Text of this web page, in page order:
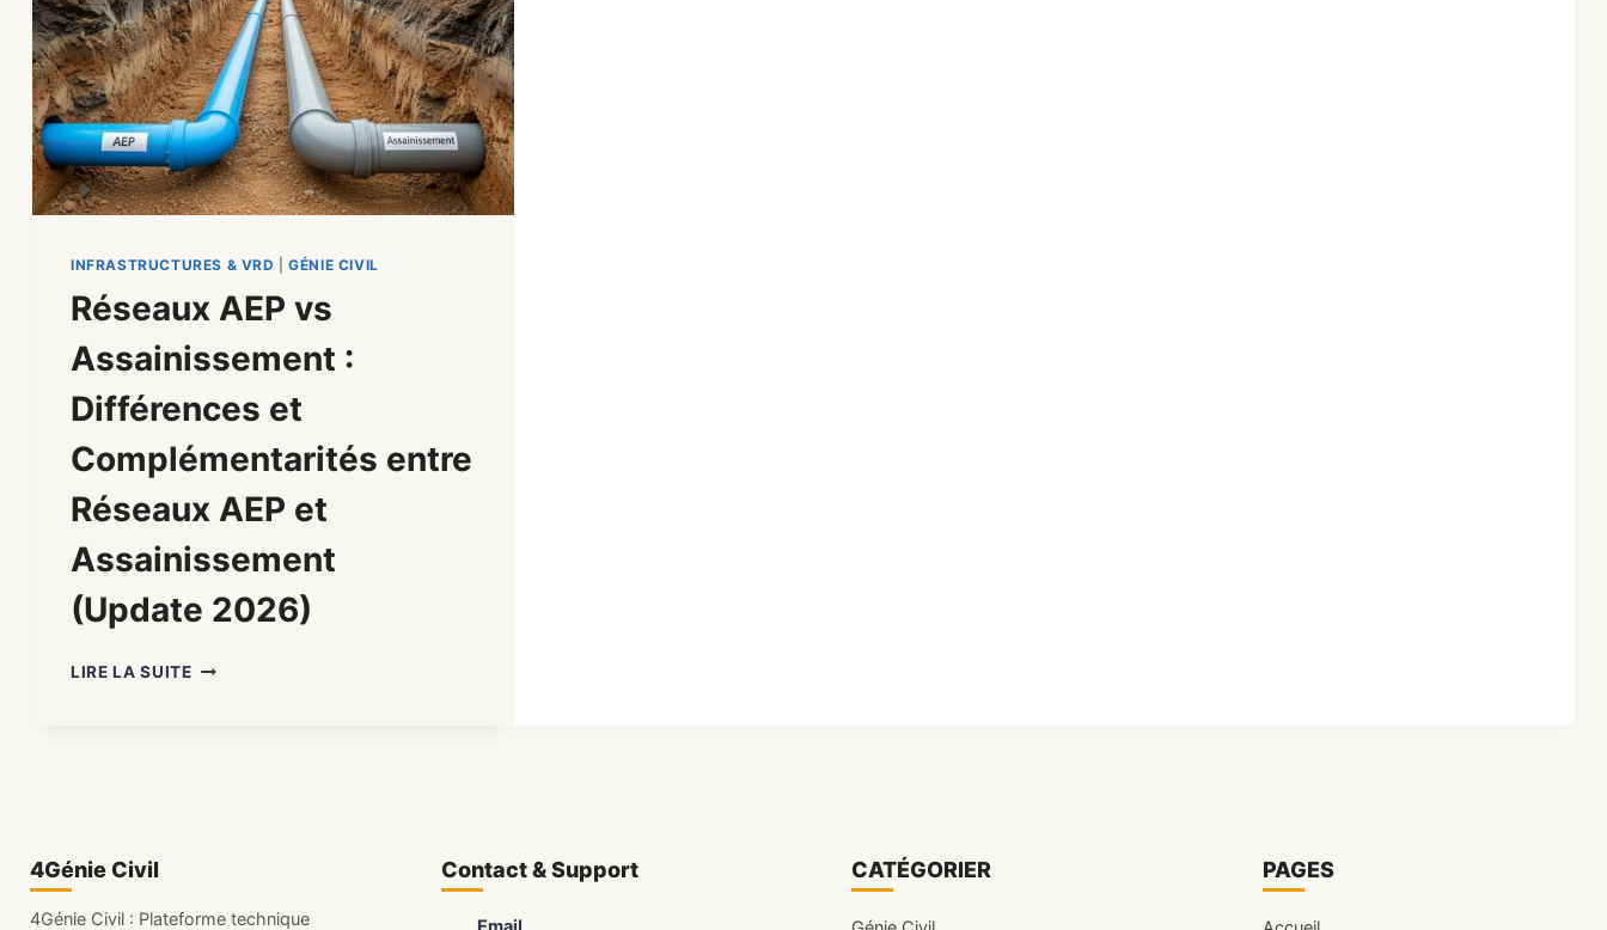
INFRASTRUCTURES & VRD |GÉNIE CIVIL
Réseaux AEP vs
Assainissement :
Différences et
Complémentarités entre
Réseaux AEP et
Assainissement
(Update 2026)
LIRE LA SUITERÉSEAUX
AEP
4Génie Civil
4Génie Civil : Plateforme technique
Contact & Support CATÉGORIER PAGES